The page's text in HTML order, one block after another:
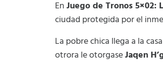
EnJuego de Tronos 5×02:
ciudad protegida por el
La pobre chica llega a la
otrora le otorgaseJaqen